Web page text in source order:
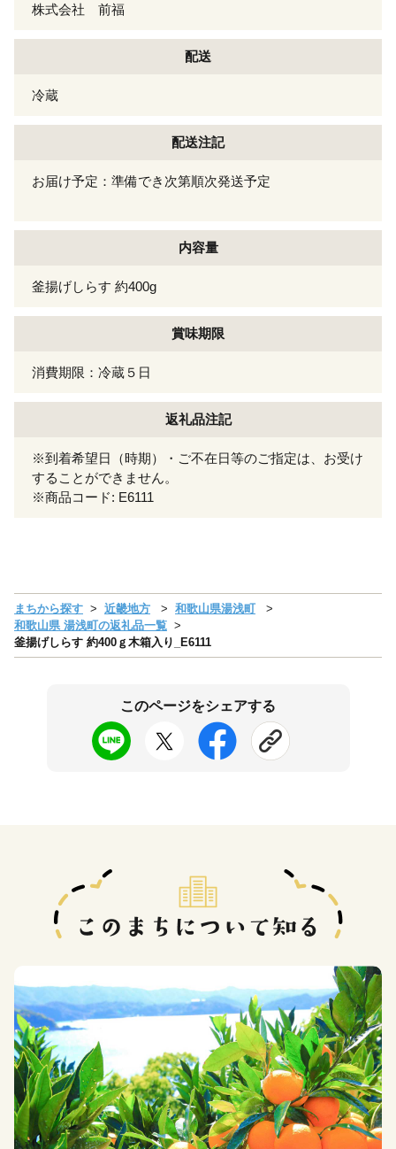
株式会社 前福
配送
冷蔵
配送注記
お届け予定：準備でき次第順次発送予定
内容量
釜揚げしらす 約400g
賞味期限
消費期限：冷蔵５日
返礼品注記
※到着希望日（時期）・ご不在日等のご指定は、お受け
することができません。
※商品コード: E6111
まちから探す 近畿地方
和歌山県湯浅町
和歌山県 湯浅町の返礼品一覧
釜揚げしらす 約400ｇ木箱入り_E6111
このページをシェアする